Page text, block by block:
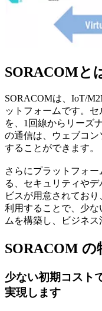
SORACOMと
SORACOMは、IoT/
ットフォームです。セ
を、1回線からリーズ
の通信は、ウェブコ
することができます。
さらにプラットフォ
る、セキュリティや
ビスが用意されてお
利用することで、少
ムを構築し、ビジネス
SORACOM の
少ない初期コスト
実現します